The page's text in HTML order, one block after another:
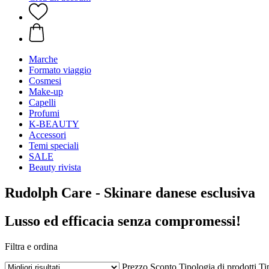
Marche
Formato viaggio
Cosmesi
Make-up
Capelli
Profumi
K-BEAUTY
Accessori
Temi speciali
SALE
Beauty rivista
Rudolph Care - Skinare danese esclusiva
Lusso ed efficacia senza compromessi!
Filtra e ordina
Prezzo Sconto Tipologia di prodotti